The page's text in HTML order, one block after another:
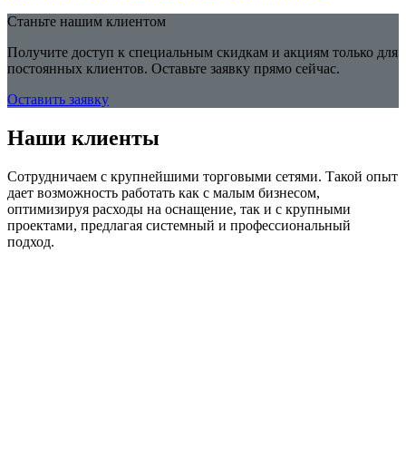
Станьте нашим клиентом
Получите доступ к специальным скидкам и акциям только для
постоянных клиентов. Оставьте заявку прямо сейчас.
Оставить заявку
Наши клиенты
Сотрудничаем с крупнейшими торговыми сетями. Такой опыт
дает возможность работать как с малым бизнесом,
оптимизируя расходы на оснащение, так и с крупными
проектами, предлагая системный и профессиональный
подход.